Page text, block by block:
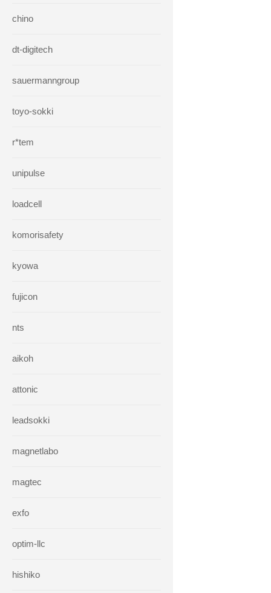
chino
dt-digitech
sauermanngroup
toyo-sokki
r*tem
unipulse
loadcell
komorisafety
kyowa
fujicon
nts
aikoh
attonic
leadsokki
magnetlabo
magtec
exfo
optim-llc
hishiko